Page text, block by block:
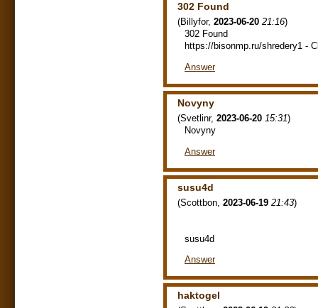
302 Found
(Billyfor, 2023-06-20 21:16)
302 Found
https://bisonmp.ru/shredery1 -
Answer
Novyny
(Svetlinr, 2023-06-20 15:31)
Novyny
Answer
susu4d
(Scottbon 2023-06-19 21:43)
susu4d
Answer
haktogel